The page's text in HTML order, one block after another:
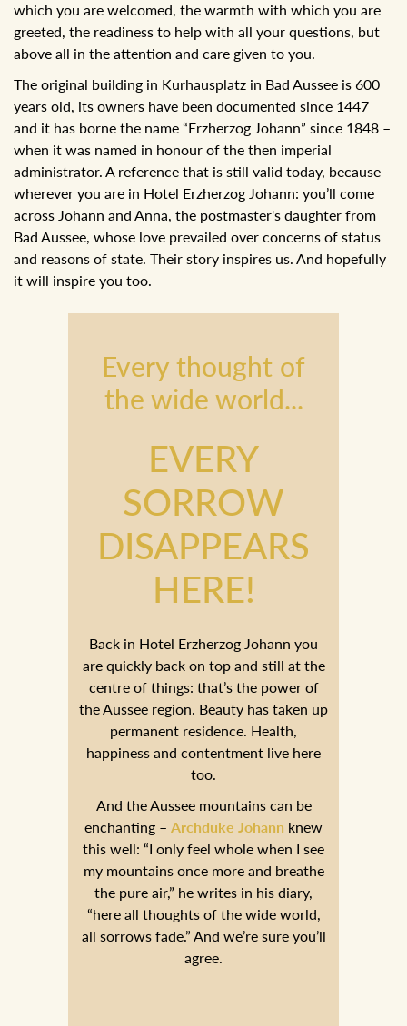
which you are welcomed, the warmth with which you are
greeted, the readiness to help with all your questions, but
above all in the attention and care given to you.
The original building in Kurhausplatz in Bad Aussee is 600
years old, its owners have been documented since 1447
and it has borne the name “Erzherzog Johann” since 1848 –
when it was named in honour of the then imperial
administrator. A reference that is still valid today, because
wherever you are in Hotel Erzherzog Johann: you’ll come
across Johann and Anna, the postmaster's daughter from
Bad Aussee, whose love prevailed over concerns of status
and reasons of state. Their story inspires us. And hopefully
it will inspire you too.
Every thought of
the wide world...
EVERY
SORROW
DISAPPEARS
HERE!
Back in Hotel Erzherzog Johann you
are quickly back on top and still at the
centre of things: that’s the power of
the Aussee region. Beauty has taken up
permanent residence. Health,
happiness and contentment live here
too.
And the Aussee mountains can be
enchanting – Archduke Johann knew
this well: “I only feel whole when I see
my mountains once more and breathe
the pure air,” he writes in his diary,
“here all thoughts of the wide world,
all sorrows fade.” And we’re sure you’ll
agree.